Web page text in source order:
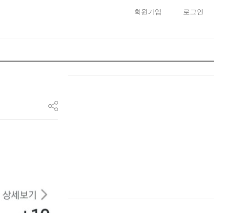
회원가입 로그인